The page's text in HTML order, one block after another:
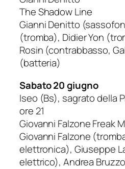
The Shadow Line
Gianni Denitto
(tromba), Didier Yon
Rosin (contrabbasso,
(batteria)
Sabato 20 giugno
Iseo (Bs), sagrato della
ore 21
Giovanni Falzone Freak
Giovanni Falzone
elettronica), Giuseppe
elettrico), Andrea